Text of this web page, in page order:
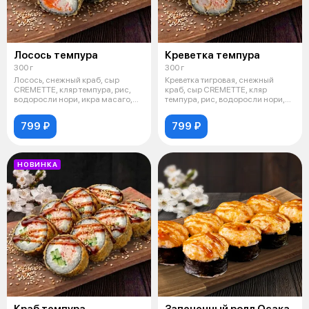
Лосось темпура
300 г
Лосось, снежный краб, сыр
CREMETTE, кляр темпура, рис,
водоросли нори, икра масаго,
799 ₽
Креветка темпура
300 г
Креветка тигровая, снежный
краб, сыр CREMETTE, кляр
темпура, рис, водоросли нори,
799 ₽
НОВИНКА